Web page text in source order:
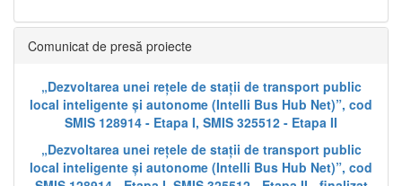
Comunicat de presă proiecte
„Dezvoltarea unei rețele de stații de transport public
local inteligente și autonome (Intelli Bus Hub Net)”, cod
SMIS 128914 - Etapa I, SMIS 325512 - Etapa II
„Dezvoltarea unei rețele de stații de transport public
local inteligente și autonome (Intelli Bus Hub Net)”, cod